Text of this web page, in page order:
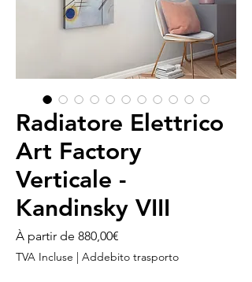
Radiatore Elettrico
Art Factory
Verticale -
Kandinsky VIII
À partir de 880,00€
promotionnel
TVA Incluse | Addebito trasporto